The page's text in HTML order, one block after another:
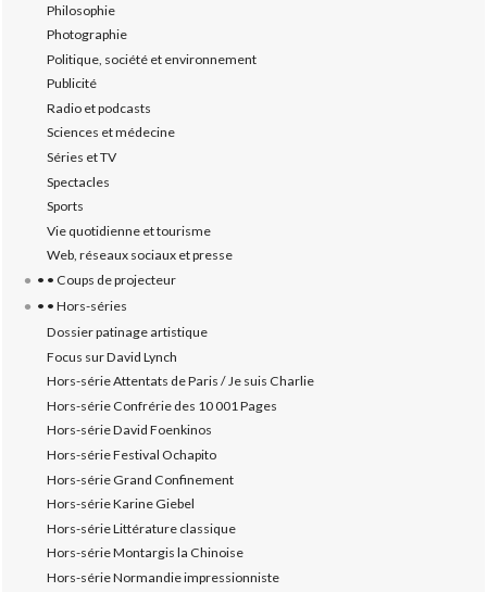
Philosophie
Photographie
Politique, société et environnement
Publicité
Radio et podcasts
Sciences et médecine
Séries et TV
Spectacles
Sports
Vie quotidienne et tourisme
Web, réseaux sociaux et presse
• • Coups de projecteur
• • Hors-séries
Dossier patinage artistique
Focus sur David Lynch
Hors-série Attentats de Paris / Je suis Charlie
Hors-série Confrérie des 10 001 Pages
Hors-série David Foenkinos
Hors-série Festival Ochapito
Hors-série Grand Confinement
Hors-série Karine Giebel
Hors-série Littérature classique
Hors-série Montargis la Chinoise
Hors-série Normandie impressionniste